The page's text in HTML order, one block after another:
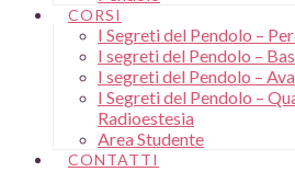
CORSI
I Segreti del Pendolo –
I segreti del Pendolo –
I segreti del Pendolo –
I Segreti del Pendolo –
Radioestesia
Area Studente
CONTATTI